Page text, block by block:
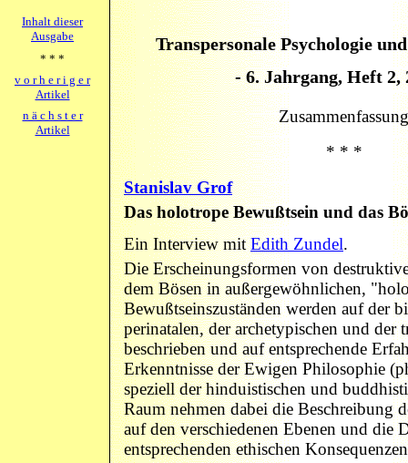
Inhalt dieser
Ausgabe
* * *
v o r h e r i g e r
Artikel
n ä c h s t e r
Artikel
Transpersonale Psychologie
- 6. Jahrgang, Heft 2,
Zusammenfassung
* * *
Stanislav Grof
Das holotrope Bewußtsein und das
Ein Interview mitEdith Zundel.
Die Erscheinungsformen von
dem Bösen in außergewöhnlichen,
Bewußtseinszuständen werden auf der
perinatalen, der archetypischen und der
beschrieben und auf entsprechende
Erkenntnisse der Ewigen Philosophie
speziell der hinduistischen und
Raum nehmen dabei die Beschreibung
auf den verschiedenen Ebenen und die
entsprechenden ethischen